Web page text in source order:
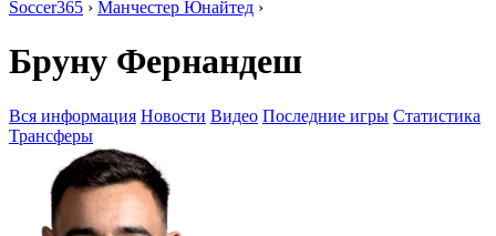
Soccer365 › Манчестер Юнайтед ›
Бруну Фернандеш
Вся информация Новости Видео Последние игры Статистика
Трансферы